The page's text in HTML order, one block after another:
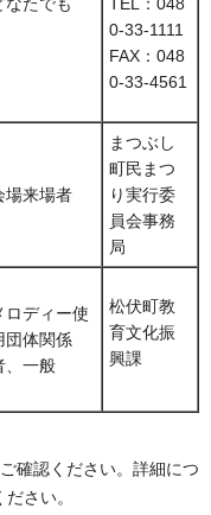
0-33-1111
FAX：048
0-33-4561
場来場者
まつぶし
町民まつ
り実行委
員会事務
局
ロディー使
団体関係
、一般
松伏町教
育文化振
興課
確認ください。詳細につ
さい。